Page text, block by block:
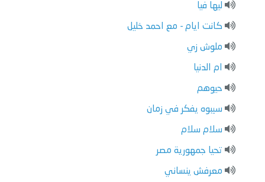
ليها فيا
كانت ايام - مع احمد خليل
ملوش زي
ام الدنيا
حيوهم
سيبوه يفكر في زمان
سلام سلام
تحيا جمهورية مصر
معرفش ينساني